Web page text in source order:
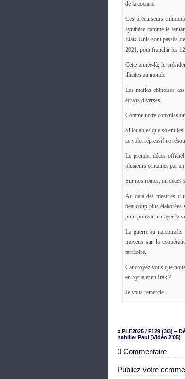
de la cocaïne.
Ces précurseurs
synthèse comme le
Etats-Unis sont passés
2021, pour franchir les
Cette année-là, le
illicites au monde.
Les mafias chinoises
écrans diverses.
Comme notre
Si louables que soient
ce volet répressif ne
Le premier décès
plusieurs centaines par an.
Sur nos routes, un décès
Au delà des mesures
beaucoup plus
pour pouvoir enrayer la
La guerre au narcotrafic
moyens sur la
territoire.
Car croyez-vous que
en Syrie et en Irak ?
Je vous remercie.
« PLF2025 / P129 (3/3) –
habiller Paul (Vidéo 2’05)
0 Commentaire
Publiez votre